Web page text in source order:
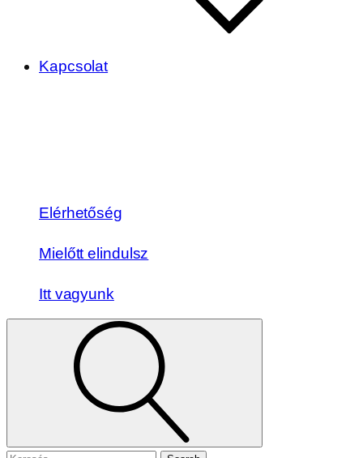
Kapcsolat
Elérhetőség
Mielőtt elindulsz
Itt vagyunk